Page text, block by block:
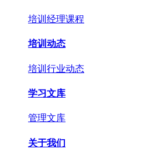
培训经理课程
培训动态
培训行业动态
学习文库
管理文库
关于我们